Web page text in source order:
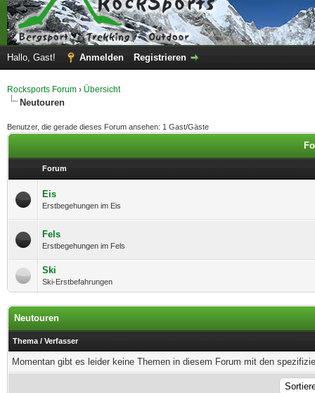
Hallo, Gast! Anmelden Registrieren
Rocksports Forum › Übersicht
Neutouren
Benutzer, die gerade dieses Forum ansehen: 1 Gast/Gäste
Forum
Eis
Erstbegehungen im Eis
Fels
Erstbegehungen im Fels
Ski
Ski-Erstbefahrungen
Neutouren
Thema / Verfasser
Momentan gibt es leider keine Themen in diesem Forum mit den